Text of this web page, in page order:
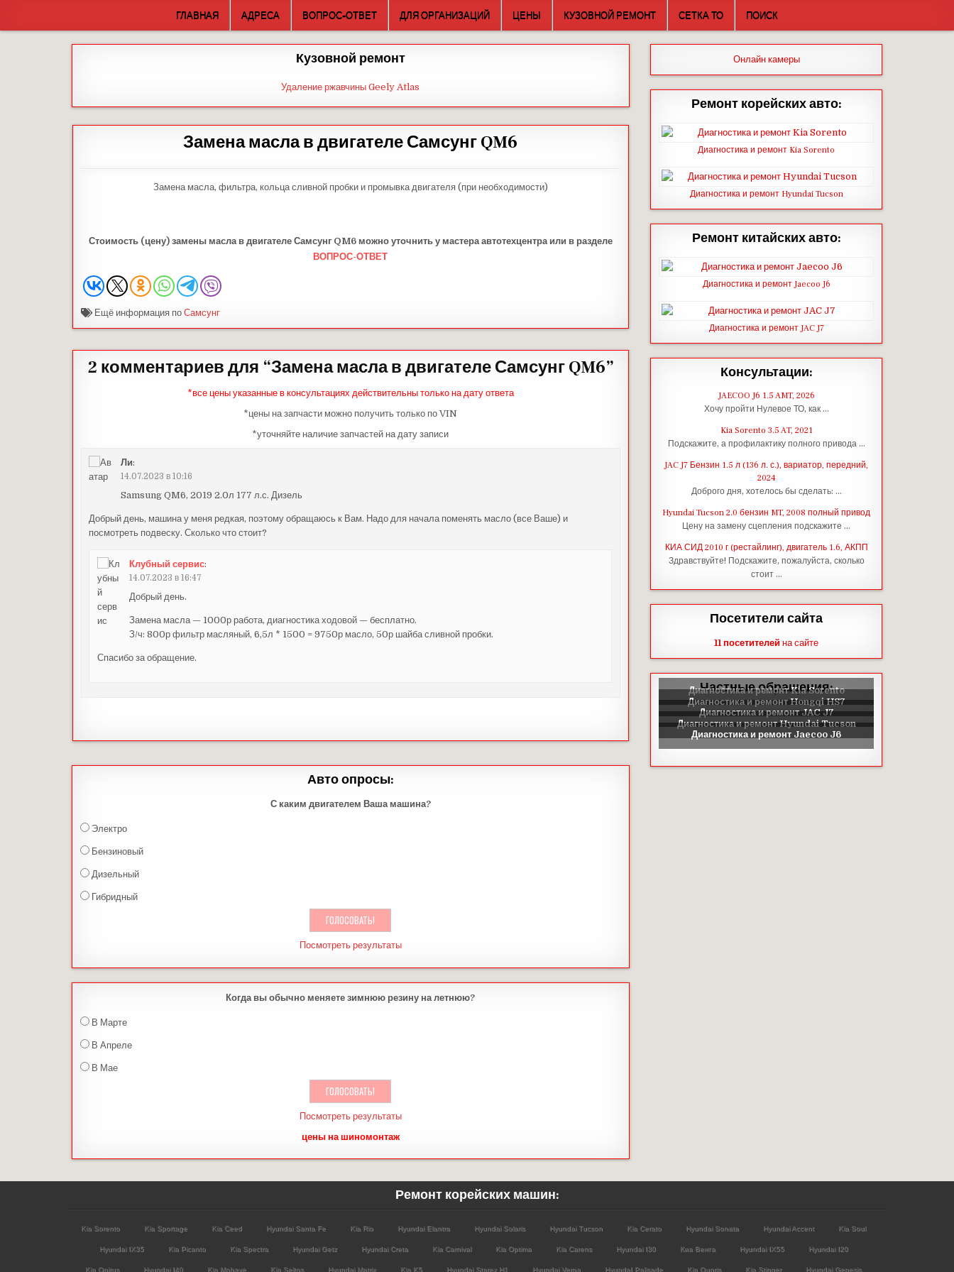
content
ГЛАВНАЯ АДРЕСА ВОПРОС-ОТВЕТ ДЛЯ ОРГАНИЗАЦИЙ ЦЕНЫ КУЗОВНОЙ РЕМОНТ СЕТКА ТО ПОИСК
Кузовной ремонт
Удаление ржавчины Geely Atlas
Замена масла в двигателе Самсунг QM6
Замена масла, фильтра, кольца сливной пробки и промывка двигателя (при необходимости)
Стоимость (цену) замены масла в двигателе Самсунг QM6 можно уточнить у мастера автотехцентра или в разделе
ВОПРОС-ОТВЕТ
Ещё информация по Самсунг
2 комментариев для “Замена масла в двигателе Самсунг QM6”
*все цены указанные в консультациях действительны только на дату ответа
*цены на запчасти можно получить только по VIN
*уточняйте наличие запчастей на дату записи
Ли:
14.07.2023 в 10:16
Samsung QM6, 2019 2.0л 177 л.с. Дизель
Добрый день, машина у меня редкая, поэтому обращаюсь к Вам. Надо для начала поменять масло (все Ваше) и
посмотреть подвеску. Сколько что стоит?
Клубный сервис:
14.07.2023 в 16:47
Добрый день.
Замена масла — 1000р работа, диагностика ходовой — бесплатно.
З/ч: 800р фильтр масляный, 6,5л * 1500 = 9750р масло, 50р шайба сливной пробки.
Спасибо за обращение.
Авто опросы:
С каким двигателем Ваша машина?
Электро
Бензиновый
Дизельный
Гибридный
Посмотреть результаты
Когда вы обычно меняете зимнюю резину на летнюю?
В Марте
В Апреле
В Мае
Посмотреть результаты
цены на шиномонтаж
Онлайн камеры
Ремонт корейских авто:
Диагностика и ремонт Kia Sorento
Диагностика и ремонт Hyundai Tucson
Ремонт китайских авто:
Диагностика и ремонт Jaecoo J6
Диагностика и ремонт JAC J7
Консультации:
JAECOO J6 1.5 AMT, 2026
Хочу пройти Нулевое ТО, как …
Kia Sorento 3.5 AT, 2021
Подскажите, а профилактику полного привода …
JAC J7 Бензин 1.5 л (136 л. с.), вариатор, передний,
2024
Доброго дня, хотелось бы сделать: …
Hyundai Tucson 2.0 бензин MT, 2008 полный привод
Цену на замену сцепления подскажите …
КИА СИД 2010 г (рестайлинг), двигатель 1.6, АКПП
Здравствуйте! Подскажите, пожалуйста, сколько
стоит …
Посетители сайта
11 посетителей на сайте
Частные обращения:
Ремонт корейских машин:
Kia Sorento Kia Sportage Kia Ceed Hyundai Santa Fe Kia Rio Hyundai Elantra Hyundai Solaris Hyundai Tucson Kia Cerato Hyundai Sonata Hyundai Accent Kia Soul
Hyundai IX35 Kia Picanto Kia Spectra Hyundai Getz Hyundai Creta Kia Carnival Kia Optima Kia Carens Hyundai I30 Киа Венга Hyundai IX55 Hyundai I20
Kia Opirus Hyundai I40 Kia Mohave Kia Seltos Hyundai Matrix Kia K5 Hyundai Starex H1 Hyundai Verna HyundaI Palisade Kia Quoris Kia Stinger Hyundai Genesis